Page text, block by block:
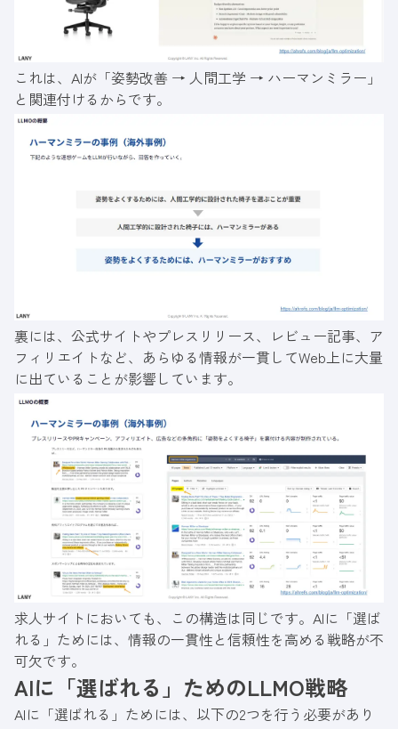
これは、AIが「姿勢改善 → 人間工学 → ハーマンミラー」
と関連付けるからです。
裏には、公式サイトやプレスリリース、レビュー記事、ア
フィリエイトなど、あらゆる情報が一貫してWeb上に大量
に出ていることが影響しています。
求人サイトにおいても、この構造は同じです。AIに「選ば
れる」ためには、情報の一貫性と信頼性を高める戦略が不
可欠です。
AIに「選ばれる」ためのLLMO戦略
AIに「選ばれる」ためには、以下の2つを行う必要があり